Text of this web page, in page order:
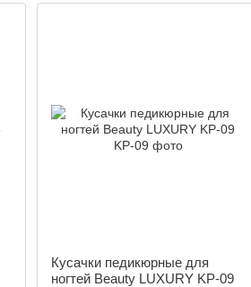
Кусачки педикюрные для
ногтей Beauty LUXURY KP-09